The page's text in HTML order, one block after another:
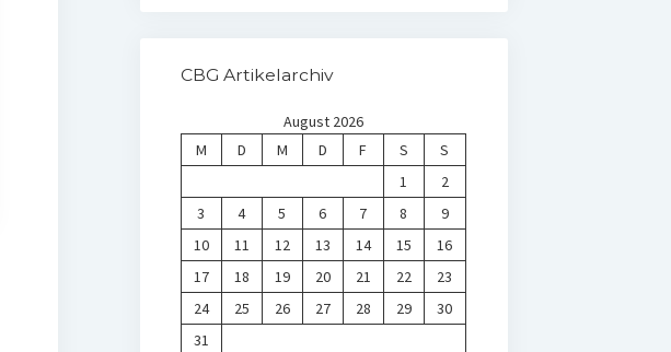
CBG Artikelarchiv
August 2026
M
D M D F S
S
1
2
3
4 5 6 7 8
9
10
11 12 13 14 15
16
17
18 19 20 21 22
23
24
25 26 27 28 29
30
31